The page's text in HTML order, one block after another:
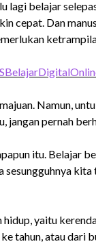
lagi belajar
cepat. Dan
Namun,
jangan pernah
itu. Belajar
sesungguhnya
yaitu
tahun, atau dari